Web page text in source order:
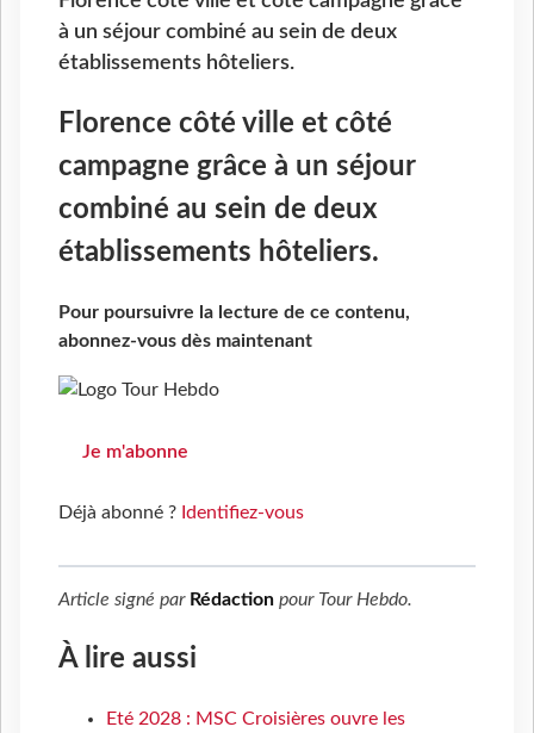
à un séjour combiné au sein de deux
établissements hôteliers.
Florence côté ville et côté
campagne grâce à un séjour
combiné au sein de deux
établissements hôteliers.
Pour poursuivre la lecture de ce contenu,
abonnez-vous dès maintenant
Je m'abonne
Déjà abonné ? Identifiez-vous
Article signé par Rédaction pour Tour Hebdo.
À lire aussi
Eté 2028 : MSC Croisières ouvre les